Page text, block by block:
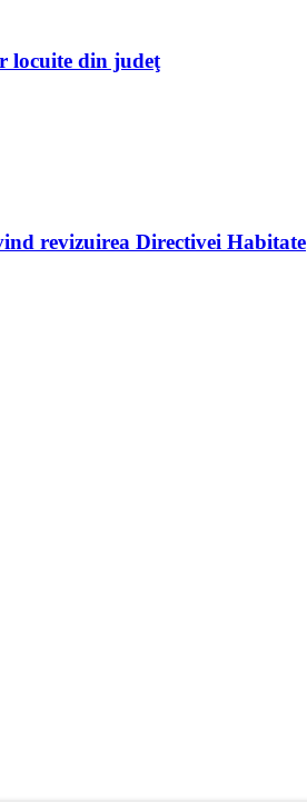
locuite din judeţ
revizuirea Directivei Habitate